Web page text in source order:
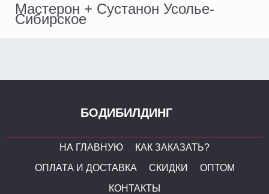
Мастерон + Сустанон Усолье-
Сибирское
БОДИБИЛДИНГ
НА ГЛАВНУЮ
КАК ЗАКАЗАТЬ?
ОПЛАТА И ДОСТАВКА
СКИДКИ
ОПТОМ
КОНТАКТЫ